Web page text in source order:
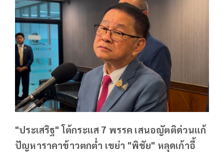
"ประเสริฐ"​ โต้กระแส​ 7 พรรค เสนอญัตติ​ด่วน​แก้
ปัญหาราคาข้าวตกต่ำ เขย่า​ "พิชัย"​ หลุด​เก้าอี้